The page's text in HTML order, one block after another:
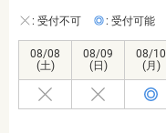
: 受付不可 : 受付可能
08/08
(土)
08/09
(日)
08/10
(月)